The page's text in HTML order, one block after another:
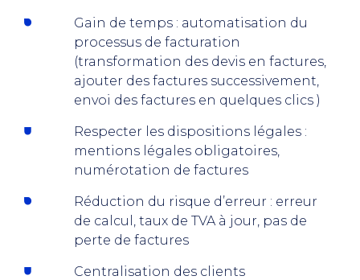
Gain de temps : automatisation du
processus de facturation
(transformation des devis en factures,
ajouter des factures successivement,
envoi des factures en quelques clics )
Respecter les dispositions légales :
mentions légales obligatoires,
numérotation de factures
Réduction du risque d’erreur : erreur
de calcul, taux de TVA à jour, pas de
perte de factures
Centralisation des clients